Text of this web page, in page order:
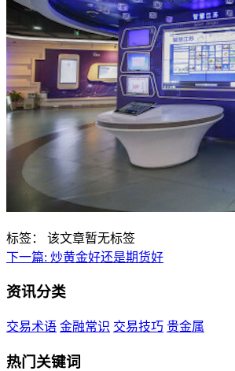
标签：
该文章暂无标签
下一篇: 炒黄金好还是期货好
资讯分类
交易术语 金融常识 交易技巧 贵金属
热门关键词